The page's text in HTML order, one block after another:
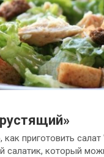
приготовить
салатик, который